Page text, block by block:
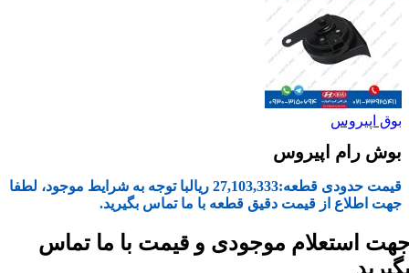
بوق اپیروس
بوش رام اپیروس
قیمت حدودی قطعه:27,103,333 ریالبا توجه به شرایط موجود، لطفا
جهت اطلاع از قیمت دقیق قطعه با ما تماس بگیرید.
استعلام موجودی و قیمت با ما تماس